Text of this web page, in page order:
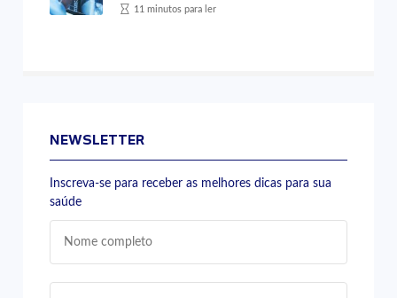
11 minutos para ler
NEWSLETTER
Inscreva-se para receber as melhores dicas para sua
saúde